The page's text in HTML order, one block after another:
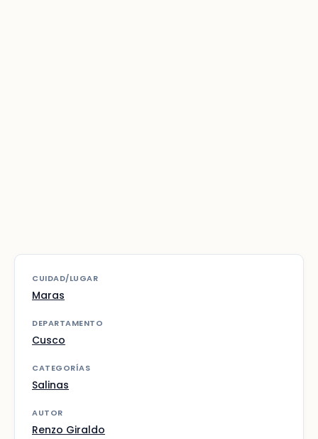
CUIDAD/LUGAR
Maras
DEPARTAMENTO
Cusco
CATEGORÍAS
Salinas
AUTOR
Renzo Giraldo